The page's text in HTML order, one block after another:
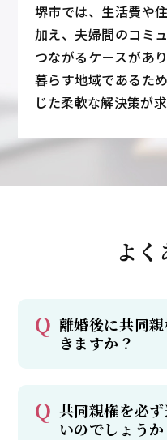
堺市では、生活費や
加え、夫婦間のコミ
つながるケースがあ
暮らす地域であるた
じた柔軟な解決策が
よ
離婚後に共同
きますか？
共同親権を必
いのでしょうか